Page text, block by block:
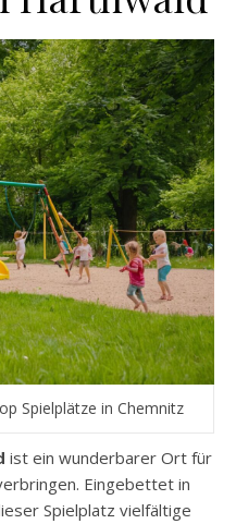
Spielplätze in Chemnitz
ist ein wunderbarer Ort für
Eingebettet in
Spielplatz vielfältige